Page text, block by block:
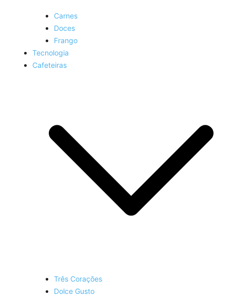
Carnes
Doces
Frango
Tecnologia
Cafeteiras
Três Corações
Dolce Gusto